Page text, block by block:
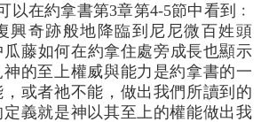
以在約拿書第3章第4-5節中看到﹕
興奇跡般地降臨到尼尼微百姓頭
藤如何在約拿住處旁成長也顯示
的至上權威與能力是約拿書的一
或者祂不能，做出我們所讀到的
義就是神以其至上的權能做出我